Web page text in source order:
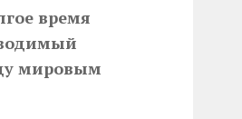
время
мировым